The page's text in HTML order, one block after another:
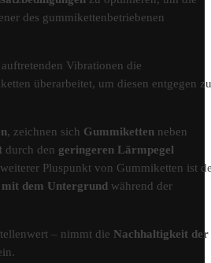
des gummikettenbetriebenen
Vibrationen die
überarbeitet, um diesen entgegen zu
, zeichnen sich Gummiketten neben
durch den geringeren Lärmpegel
Pluspunkt von Gummiketten ist
mit dem Untergrund während der
– nimmt die Nachhaltigkeit der